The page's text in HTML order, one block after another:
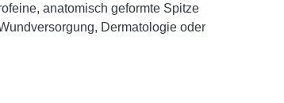
anatomisch geformte Spitze
Dermatologie oder